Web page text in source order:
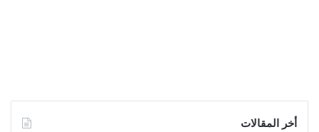
أخر المقالات